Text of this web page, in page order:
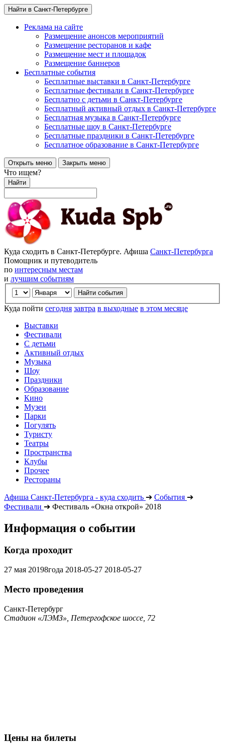
Найти в Санкт-Петербурге
Реклама на сайте
Размещение анонсов мероприятий
Размещение ресторанов и кафе
Размещение мест и площадок
Размещение баннеров
Бесплатные события
Бесплатные выставки в Санкт-Петербурге
Бесплатные фестивали в Санкт-Петербурге
Бесплатно с детьми в Санкт-Петербурге
Бесплатный активный отдых в Санкт-Петербурге
Бесплатная музыка в Санкт-Петербурге
Бесплатные шоу в Санкт-Петербурге
Бесплатные праздники в Санкт-Петербурге
Бесплатное образование в Санкт-Петербурге
Открыть меню Закрыть меню
Что ищем?
Найти
Куда сходить в Санкт-Петербурге. Афиша Санкт-Петербурга
Помощник и путеводитель
по интересным местам
и лучшим событиям
Куда пойти сегодня завтра в выходные в этом месяце
Выставки
Фестивали
С детьми
Активный отдых
Музыка
Шоу
Праздники
Образование
Кино
Музеи
Парки
Погулять
Туристу
Театры
Пространства
Клубы
Прочее
Рестораны
Афиша Санкт-Петербурга - куда сходить ➔ События ➔
Фестивали ➔ Фестиваль «Окна открой» 2018
Информация о событии
Когда проходит
27 мая 20198года 2018-05-27 2018-05-27
Место проведения
Санкт-Петербург
Стадион «ЛЭМЗ», Петергофское шоссе, 72
Цены на билеты